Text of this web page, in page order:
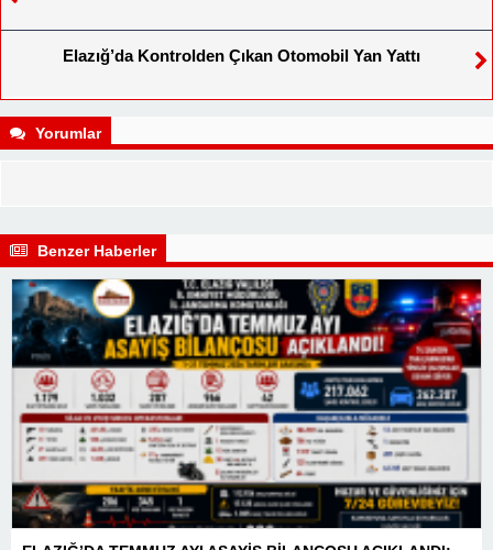
Elazığ’da Kontrolden Çıkan Otomobil Yan Yattı
Yorumlar
Benzer Haberler